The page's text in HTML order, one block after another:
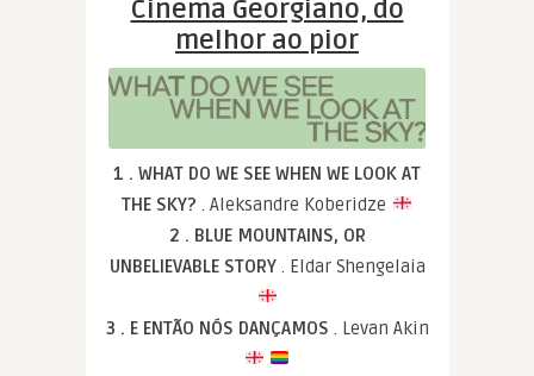
Cinema Georgiano, do
melhor ao pior
1 . WHAT DO WE SEE WHEN WE LOOK AT
THE SKY?. Aleksandre Koberidze
2 . BLUE MOUNTAINS, OR
UNBELIEVABLE STORY . Eldar Shengelaia
3 . E ENTÃO NÓS DANÇAMOS . Levan Akin